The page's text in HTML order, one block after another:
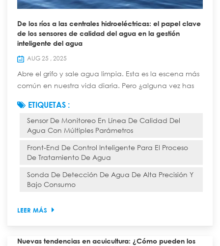
De los ríos a las centrales hidroeléctricas: el papel clave
de los sensores de calidad del agua en la gestión
inteligente del agua
AUG 25 , 2025
Abre el grifo y sale agua limpia. Esta es la escena más
común en nuestra vida diaria. Pero ¿alguna vez has
recorrido un largo, complejo y tecnológicamente
avanzado "viaje inteligente" desde una fuente natural
hasta el grifo de tu casa? En este viaje, diversos
sensores de calidad del agua garantizan la seguridad
de cada gota y cumplen la función de "cen...
ETIQUETAS :
Sensor De Monitoreo En Línea De Calidad Del
Agua Con Múltiples Parámetros
Front-End De Control Inteligente Para El Proceso
De Tratamiento De Agua
Sonda De Detección De Agua De Alta Precisión Y
Bajo Consumo
LEER MÁS
Nuevas tendencias en acuicultura: ¿Cómo pueden los